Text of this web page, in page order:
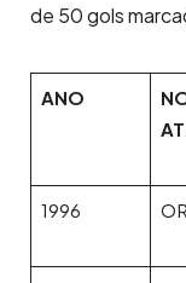
de 50 gols
ANO
1996